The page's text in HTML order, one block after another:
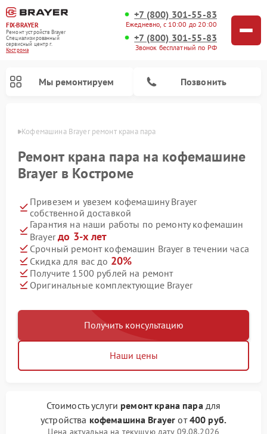
FIX-BRAYER
Ремонт устройств Brayer
Специализированный
cервисный центр г.
Кострома
+7 (800) 301-55-83
Ежедневно, с 10:00 до 20:00
+7 (800) 301-55-83
Звонок бесплатный по РФ
Мы ремонтируем Позвонить
Кофемашина Brayer ремонт крана пара
Ремонт крана пара на кофемашине
Brayer в Костроме
Привезем и увезем кофемашину Brayer
собственной доставкой
Гарантия на наши работы по ремонту кофемашин
Brayerдо 3-х лет
Срочный ремонт кофемашин Brayer в течении часа
Скидка для вас до 20%
Получите 1500 рублей на ремонт
Оригинальные комплектующие Brayer
Получить консультацию
Наши цены
Стоимость услуги ремонт крана парадля
устройства кофемашина Brayer от400 руб.
Цена актуальна на текущую дату 09.08.2026